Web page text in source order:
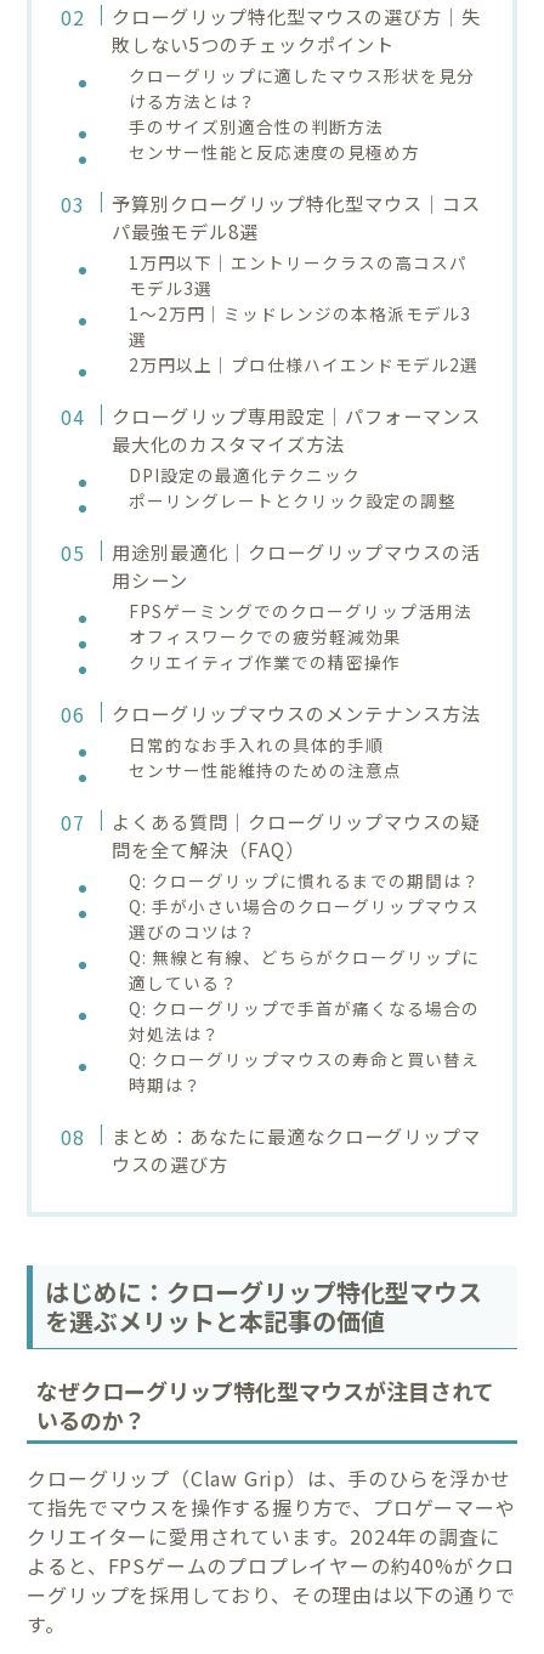
クローグリップ特化型マウスの選び方｜失
敗しない5つのチェックポイント
クローグリップに適したマウス形状を見分
ける方法とは？
手のサイズ別適合性の判断方法
センサー性能と反応速度の見極め方
予算別クローグリップ特化型マウス｜コス
パ最強モデル8選
1万円以下｜エントリークラスの高コスパ
モデル3選
1～2万円｜ミッドレンジの本格派モデル3
選
2万円以上｜プロ仕様ハイエンドモデル2選
クローグリップ専用設定｜パフォーマンス
最大化のカスタマイズ方法
DPI設定の最適化テクニック
ポーリングレートとクリック設定の調整
用途別最適化｜クローグリップマウスの活
用シーン
FPSゲーミングでのクローグリップ活用法
オフィスワークでの疲労軽減効果
クリエイティブ作業での精密操作
クローグリップマウスのメンテナンス方法
日常的なお手入れの具体的手順
センサー性能維持のための注意点
よくある質問｜クローグリップマウスの疑
問を全て解決（FAQ）
Q: クローグリップに慣れるまでの期間は？
Q: 手が小さい場合のクローグリップマウス
選びのコツは？
Q: 無線と有線、どちらがクローグリップに
適している？
Q: クローグリップで手首が痛くなる場合の
対処法は？
Q: クローグリップマウスの寿命と買い替え
時期は？
まとめ：あなたに最適なクローグリップマ
ウスの選び方
はじめに：クローグリップ特化型マウス
を選ぶメリットと本記事の価値
なぜクローグリップ特化型マウスが注目されて
いるのか？
クローグリップ（Claw Grip）は、手のひらを浮かせ
て指先でマウスを操作する握り方で、プロゲーマーや
クリエイターに愛用されています。2024年の調査に
よると、FPSゲームのプロプレイヤーの約40%がクロ
ーグリップを採用しており、その理由は以下の通りで
す。